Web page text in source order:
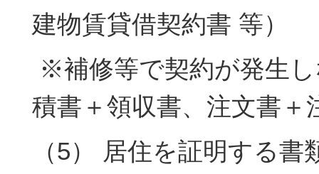
建物賃貸借契約書 等）
※補修等で契約が発生
積書＋領収書、注文書＋
（5） 居住を証明する